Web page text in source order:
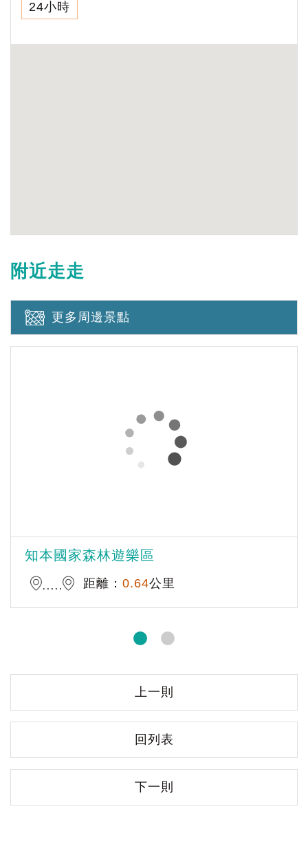
24小時
附近走走
更多周邊景點
知本國家森林遊樂區
距離： 0.64公里
上一則
回列表
下一則